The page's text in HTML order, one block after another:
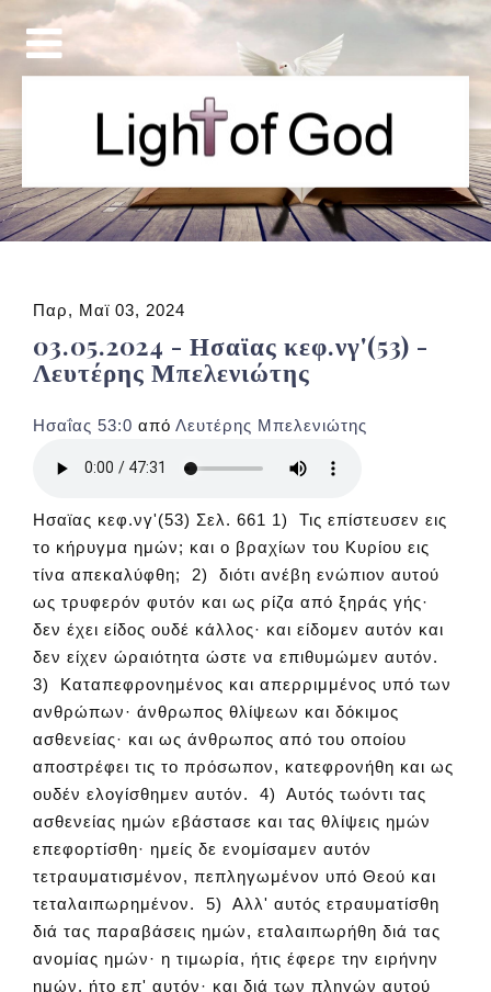
Παρ, Μαϊ 03, 2024
03.05.2024 - Ησαϊας κεφ.νγ'(53) -
Λευτέρης Μπελενιώτης
Ησαΐας 53:0 από Λευτέρης Μπελενιώτης
Ησαϊας κεφ.νγ'(53) Σελ. 661 1) Τις επίστευσεν εις
το κήρυγμα ημών; και ο βραχίων του Κυρίου εις
τίνα απεκαλύφθη; 2) διότι ανέβη ενώπιον αυτού
ως τρυφερόν φυτόν και ως ρίζα από ξηράς γής·
δεν έχει είδος ουδέ κάλλος· και είδομεν αυτόν και
δεν είχεν ώραιότητα ώστε να επιθυμώμεν αυτόν.
3) Καταπεφρονημένος και απερριμμένος υπό των
ανθρώπων· άνθρωπος θλίψεων και δόκιμος
ασθενείας· και ως άνθρωπος από του οποίου
αποστρέφει τις το πρόσωπον, κατεφρονήθη και ως
ουδέν ελογίσθημεν αυτόν. 4) Αυτός τωόντι τας
ασθενείας ημών εβάστασε και τας θλίψεις ημών
επεφορτίσθη· ημείς δε ενομίσαμεν αυτόν
τετραυματισμένον, πεπληγωμένον υπό Θεού και
τεταλαιπωρημένον. 5) Αλλ' αυτός ετραυματίσθη
διά τας παραβάσεις ημών, εταλαιπωρήθη διά τας
ανομίας ημών· η τιμωρία, ήτις έφερε την ειρήνην
ημών, ήτο επ' αυτόν· και διά των πληγών αυτού